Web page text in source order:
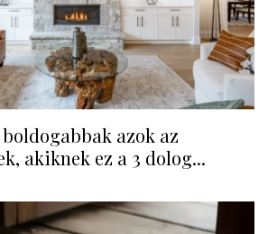
azok az
akiknek ez a 3 dolog...